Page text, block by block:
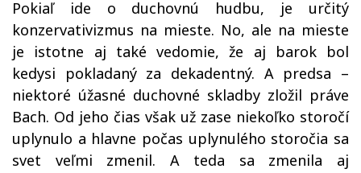
Pokiaľ ide o duchovnú hudbu, je určitý
konzervativizmus na mieste. No, ale na mieste
je istotne aj také vedomie, že aj barok bol
kedysi pokladaný za dekadentný. A predsa –
niektoré úžasné duchovné skladby zložil práve
Bach. Od jeho čias však už zase niekoľko storočí
uplynulo a hlavne počas uplynulého storočia sa
svet veľmi zmenil. A teda sa zmenila aj